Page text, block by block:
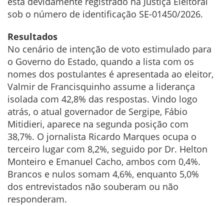
sob o número de identificação SE-01450/2026.
Resultados
No cenário de intenção de voto estimulado para
o Governo do Estado, quando a lista com os
nomes dos postulantes é apresentada ao eleitor,
Valmir de Francisquinho assume a liderança
isolada com 42,8% das respostas. Vindo logo
atrás, o atual governador de Sergipe, Fábio
Mitidieri, aparece na segunda posição com
38,7%. O jornalista Ricardo Marques ocupa o
terceiro lugar com 8,2%, seguido por Dr. Helton
Monteiro e Emanuel Cacho, ambos com 0,4%.
Brancos e nulos somam 4,6%, enquanto 5,0%
dos entrevistados não souberam ou não
responderam.